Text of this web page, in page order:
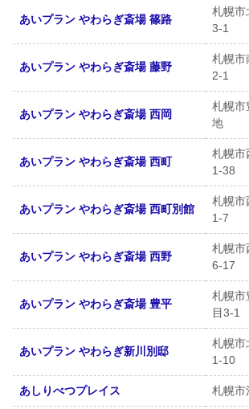
あいプラン やわらぎ斎場 篠路
札幌市
3-1
あいプラン やわらぎ斎場 藤野
札幌市
2-1
あいプラン やわらぎ斎場 西岡
札幌市
地
あいプラン やわらぎ斎場 西町
札幌市
1-38
あいプラン やわらぎ斎場 西町別館
札幌市
1-7
あいプラン やわらぎ斎場 西野
札幌市
6-17
あいプラン やわらぎ斎場 豊平
札幌市
目3-1
あいプラン やわらぎ新川別邸
札幌市
1-10
あしりべつプレイス 札幌市